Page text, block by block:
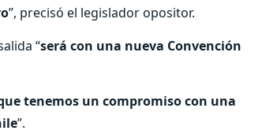
”, precisó el legislador opositor.
“será con una nueva Convención
tenemos un compromiso con una
”.